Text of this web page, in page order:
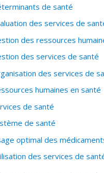
de santé
des services de
des ressources
des services de santé
des services de
humaines en santé
de santé
de santé
optimal des
des services de